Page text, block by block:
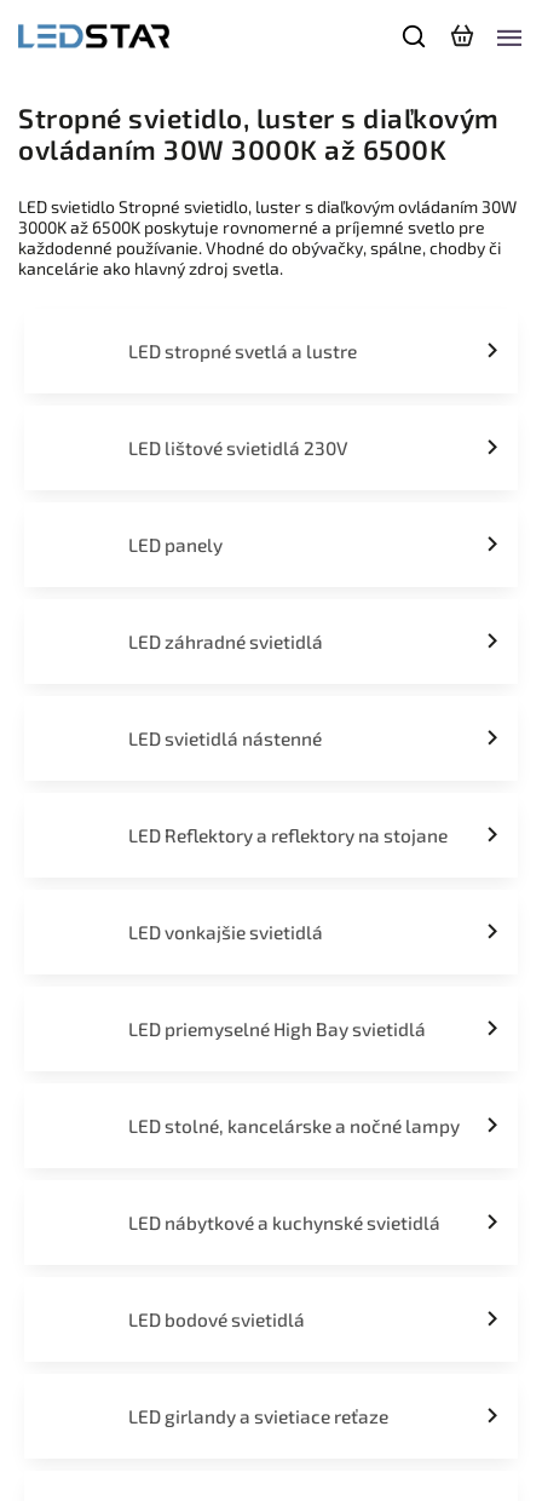
Stropné svietidlo, luster s diaľkovým
ovládaním 30W 3000K až 6500K
LED svietidlo Stropné svietidlo, luster s diaľkovým ovládaním 30W
3000K až 6500K poskytuje rovnomerné a príjemné svetlo pre
každodenné používanie. Vhodné do obývačky, spálne, chodby či
kancelárie ako hlavný zdroj svetla.
LED stropné svetlá a lustre
LED lištové svietidlá 230V
LED panely
LED záhradné svietidlá
LED svietidlá nástenné
LED Reflektory a reflektory na stojane
LED vonkajšie svietidlá
LED priemyselné High Bay svietidlá
LED stolné, kancelárske a nočné lampy
LED nábytkové a kuchynské svietidlá
LED bodové svietidlá
LED girlandy a svietiace reťaze